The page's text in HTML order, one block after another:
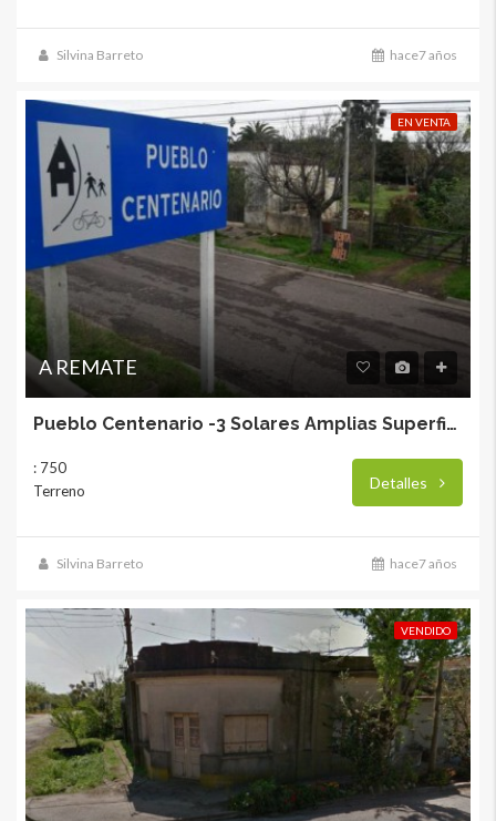
Silvina Barreto hace7 años
EN VENTA
A REMATE
Pueblo Centenario -3 Solares Amplias Superficies
: 750
Terreno
Detalles
Silvina Barreto hace7 años
VENDIDO